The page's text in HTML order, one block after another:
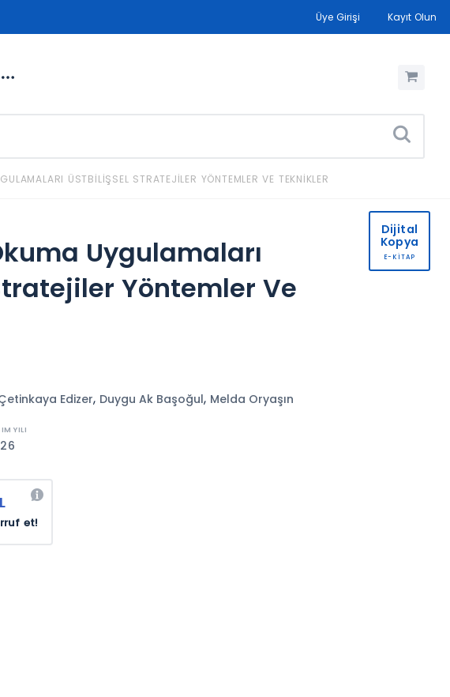
Üye Girişi Kayıt Olun
ÜSTBILIŞSEL STRATEJILER YÖNTEMLER VE TEKNIKLER
Uygulamaları
Yöntemler Ve
Edizer, Duygu Ak Başoğul, Melda Oryaşın
et!
Dijital
Kopya
E-KİTAP